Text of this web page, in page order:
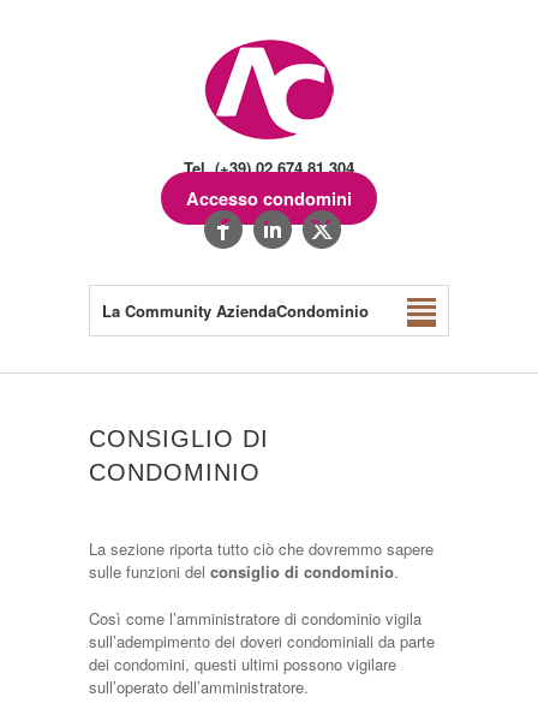
Tel. (+39) 02.674.81.304
Accesso condomini
La Community AziendaCondominio
CONSIGLIO DI
CONDOMINIO
La sezione riporta tutto ciò che dovremmo sapere
sulle funzioni del consiglio di condominio.
Così come l’amministratore di condominio vigila
sull’adempimento dei doveri condominiali da parte
dei condomini, questi ultimi possono vigilare
sull’operato dell’amministratore.